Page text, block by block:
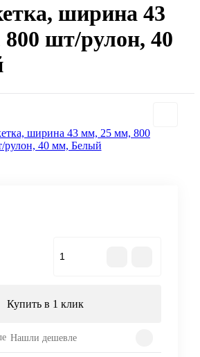
ширина 43
шт/рулон, 40
Купить в 1 клик
Нашли дешевле